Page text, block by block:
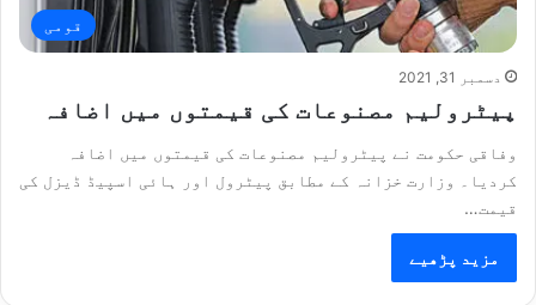
قومی
دسمبر 31, 2021
پیٹرولیم مصنوعات کی قیمتوں میں اضافہ
وفاقی حکومت نے پیٹرولیم مصنوعات کی قیمتوں میں اضافہ
کردیا۔ وزارت خزانہ کے مطابق پیٹرول اور ہائی اسپیڈ ڈیزل کی
قیمت…
مزید پڑھیے